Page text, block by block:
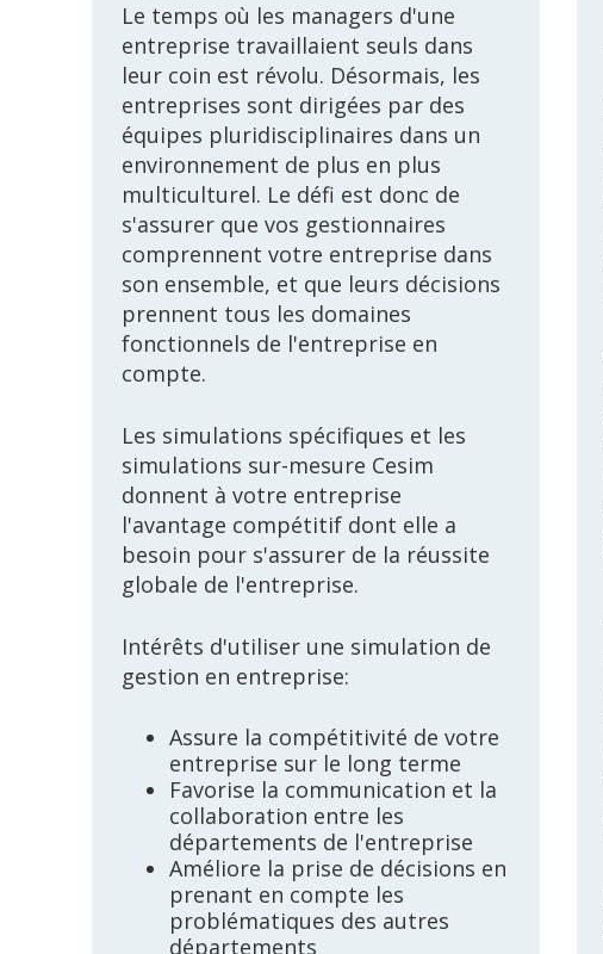
Le temps où les managers d'une
entreprise travaillaient seuls dans
leur coin est révolu. Désormais, les
entreprises sont dirigées par des
équipes pluridisciplinaires dans un
environnement de plus en plus
multiculturel. Le défi est donc de
s'assurer que vos gestionnaires
comprennent votre entreprise dans
son ensemble, et que leurs décisions
prennent tous les domaines
fonctionnels de l'entreprise en
compte.
Les simulations spécifiques et les
simulations sur-mesure Cesim
donnent à votre entreprise
l'avantage compétitif dont elle a
besoin pour s'assurer de la réussite
globale de l'entreprise.
Intérêts d'utiliser une simulation de
gestion en entreprise:
Assure la compétitivité de votre
entreprise sur le long terme
Favorise la communication et la
collaboration entre les
départements de l'entreprise
Améliore la prise de décisions en
prenant en compte les
problématiques des autres
départements